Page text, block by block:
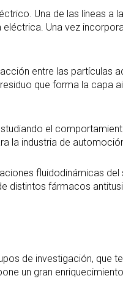
Una de las líneas a
Una vez
entre las partículas
que forma la capa
el
la industria de
fluidodinámicas
distintos fármacos
de investigación, que
un gran